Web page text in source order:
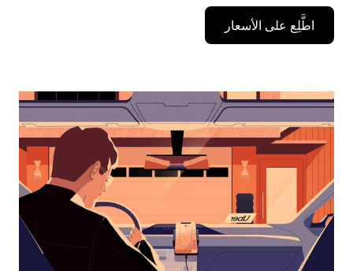
اضغط
على
مفتاح
للأسفل
لاستخدام
التقويم
التاريخ.
اضغط
على
زر
الخروج
لإغلاق
التقويم.
اطَّلِع على الأسعار